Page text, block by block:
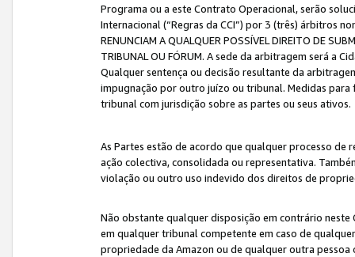
Programa ou a este Contrato Operacional, serão
Internacional (“Regras da CCI”) por 3 (três) árbitros
RENUNCIAM A QUALQUER POSSÍVEL DIREITO DE
TRIBUNAL OU FÓRUM. A sede da arbitragem será a
Qualquer sentença ou decisão resultante da
impugnação por outro juízo ou tribunal. Medidas
tribunal com jurisdição sobre as partes ou seus ativos.
As Partes estão de acordo que qualquer processo
ação colectiva, consolidada ou representativa.
violação ou outro uso indevido dos direitos de
Não obstante qualquer disposição em contrário
em qualquer tribunal competente em caso de
propriedade da Amazon ou de qualquer outra